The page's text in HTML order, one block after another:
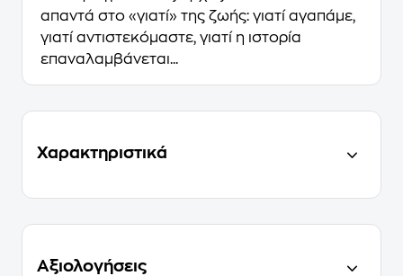
απαντά στο «γιατί» της ζωής: γιατί αγαπάμε,
γιατί αντιστεκόμαστε, γιατί η ιστορία
επαναλαμβάνεται...
Χαρακτηριστικά
Αξιολογήσεις